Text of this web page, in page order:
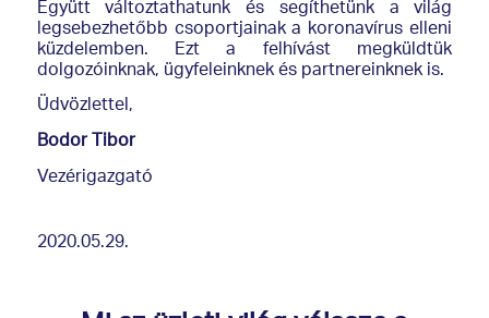
Együtt változtathatunk és segíthetünk a világ
legsebezhetőbb csoportjainak a koronavírus elleni
küzdelemben. Ezt a felhívást megküldtük
dolgozóinknak, ügyfeleinknek és partnereinknek is.
Üdvözlettel,
Bodor Tibor
Vezérigazgató
2020.05.29.